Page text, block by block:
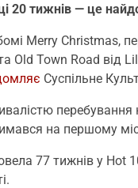
20 тижнів — це
Merry Christmas,
Old Town Road від
Суспільне
перебування
на першому
77 тижнів у Hot